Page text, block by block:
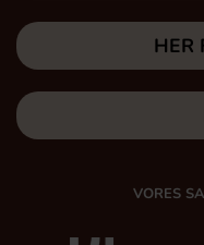
HER
VORES